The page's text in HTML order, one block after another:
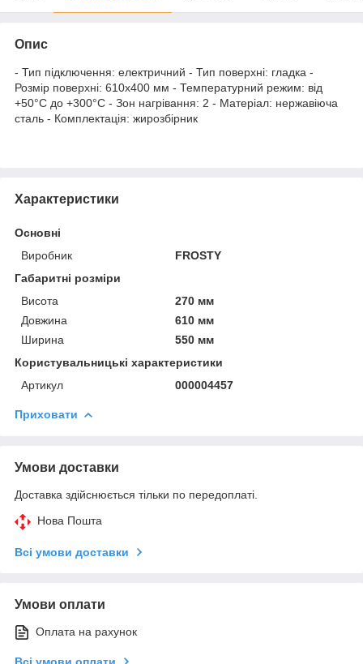
Опис
- Тип підключення: електричний - Тип поверхні: гладка -
Розмір поверхні: 610х400 мм - Температурний режим: від
+50°C до +300°C - Зон нагрівання: 2 - Матеріал: нержавіюча
сталь - Комплектація: жирозбірник
Характеристики
Основні
Виробник
FROSTY
Габаритні розміри
Висота
270 мм
Довжина
610 мм
Ширина
550 мм
Користувальницькі характеристики
Артикул
000004457
Приховати
Умови доставки
Доставка здійснюється тільки по передоплаті.
Нова Пошта
Всі умови доставки
Умови оплати
Оплата на рахунок
Всі умови оплати